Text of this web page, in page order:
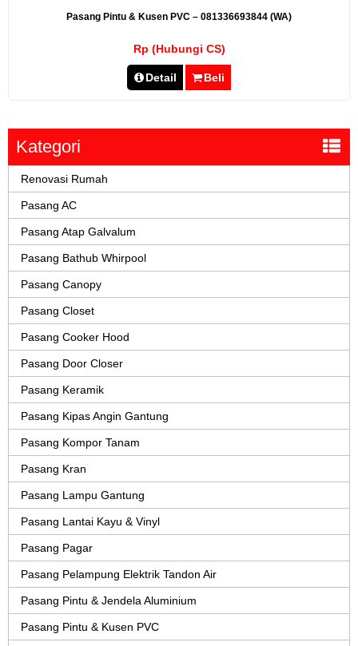
Pasang Pintu & Kusen PVC – 081336693844 (WA)
Rp (Hubungi CS)
Detail Beli
Kategori
Renovasi Rumah
Pasang AC
Pasang Atap Galvalum
Pasang Bathub Whirpool
Pasang Canopy
Pasang Closet
Pasang Cooker Hood
Pasang Door Closer
Pasang Keramik
Pasang Kipas Angin Gantung
Pasang Kompor Tanam
Pasang Kran
Pasang Lampu Gantung
Pasang Lantai Kayu & Vinyl
Pasang Pagar
Pasang Pelampung Elektrik Tandon Air
Pasang Pintu & Jendela Aluminium
Pasang Pintu & Kusen PVC